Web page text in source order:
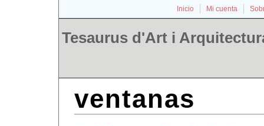
Inicio Mi cuenta
Tesaurus d'Art i
ventanas